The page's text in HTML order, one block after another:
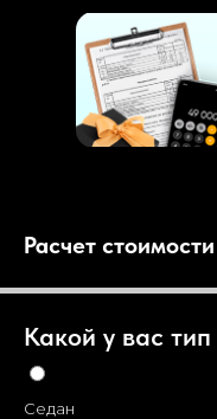
Расчет
Какой у вас
Седан